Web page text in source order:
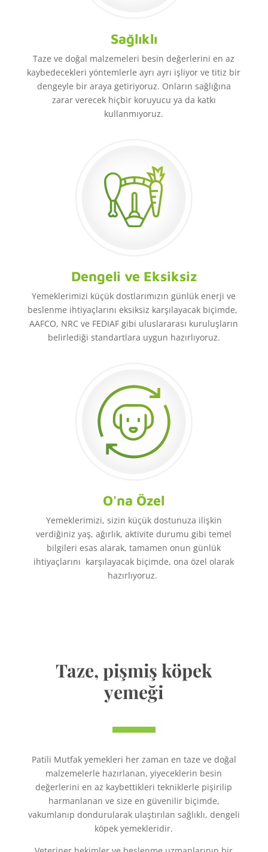
Sağlıklı
Taze ve doğal malzemeleri besin değerlerini en az
kaybedecekleri yöntemlerle ayrı ayrı işliyor ve titiz bir
dengeyle bir araya getiriyoruz. Onların sağlığına
zarar verecek hiçbir koruyucu ya da katkı
kullanmıyoruz.
Dengeli ve Eksiksiz
Yemeklerimizi küçük dostlarımızın günlük enerji ve
beslenme ihtiyaçlarını eksiksiz karşılayacak biçimde,
AAFCO, NRC ve FEDIAF gibi uluslararası kuruluşların
belirlediği standartlara uygun hazırlıyoruz.
O'na Özel
Yemeklerimizi, sizin küçük dostunuza ilişkin
verdiğiniz yaş, ağırlık, aktivite durumu gibi temel
bilgileri esas alarak, tamamen onun günlük
ihtiyaçlarını karşılayacak biçimde, ona özel olarak
hazırlıyoruz.
Taze, pişmiş köpek
yemeği
Patili Mutfak yemekleri her zaman en taze ve doğal
malzemelerle hazırlanan, yiyeceklerin besin
değerlerini en az kaybettikleri tekniklerle pişirilip
harmanlanan ve size en güvenilir biçimde,
vakumlanıp dondurularak ulaştırılan sağlıklı, dengeli
köpek yemekleridir.